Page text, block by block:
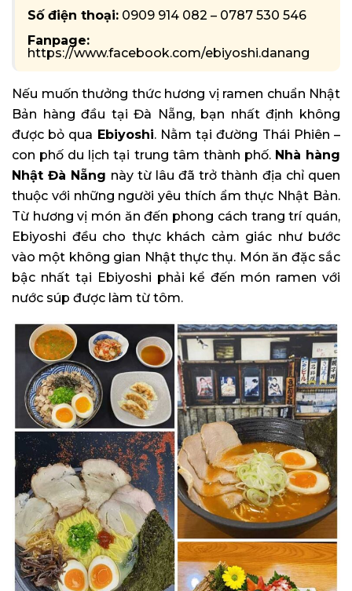
Số điện thoại: 0909 914 082 – 0787 530 546
Fanpage:
https://www.facebook.com/ebiyoshi.danang
Nếu muốn thưởng thức hương vị ramen chuẩn Nhật
Bản hàng đầu tại Đà Nẵng, bạn nhất định không
được bỏ qua Ebiyoshi. Nằm tại đường Thái Phiên –
con phố du lịch tại trung tâm thành phố. Nhà hàng
Nhật Đà Nẵng này từ lâu đã trở thành địa chỉ quen
thuộc với những người yêu thích ẩm thực Nhật Bản.
Từ hương vị món ăn đến phong cách trang trí quán,
Ebiyoshi đều cho thực khách cảm giác như bước
vào một không gian Nhật thực thụ. Món ăn đặc sắc
bậc nhất tại Ebiyoshi phải kể đến món ramen với
nước súp được làm từ tôm.